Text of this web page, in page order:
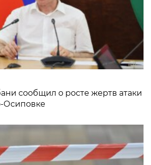
сообщил о росте жертв атаки
Осиповке